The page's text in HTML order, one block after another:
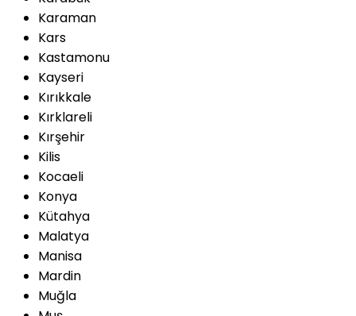
Karaman
Kars
Kastamonu
Kayseri
Kırıkkale
Kırklareli
Kırşehir
Kilis
Kocaeli
Konya
Kütahya
Malatya
Manisa
Mardin
Muğla